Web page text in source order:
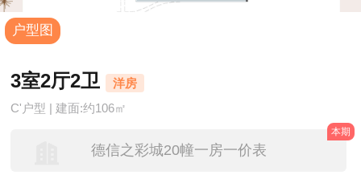
户型图
3室2厅2卫 洋房
C'户型 | 建面:约106㎡
德信之彩城20幢一房一价表
本期